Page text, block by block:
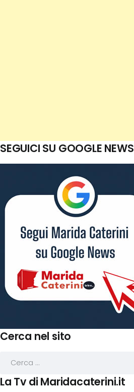
SEGUICI SU GOOGLE NEWS
Cerca nel sito
La Tv di Maridacaterini.it